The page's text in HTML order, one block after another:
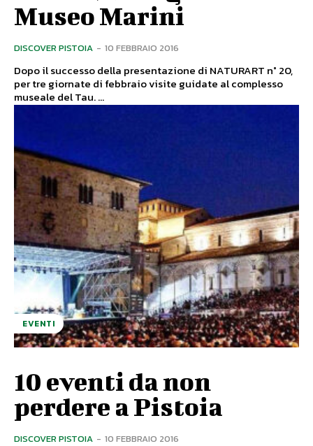
Museo Marini
DISCOVER PISTOIA - 10 FEBBRAIO 2016
Dopo il successo della presentazione di NATURART n° 20,
per tre giornate di febbraio visite guidate al complesso
museale del Tau. ...
EVENTI
10 eventi da non
perdere a Pistoia
DISCOVER PISTOIA - 10 FEBBRAIO 2016